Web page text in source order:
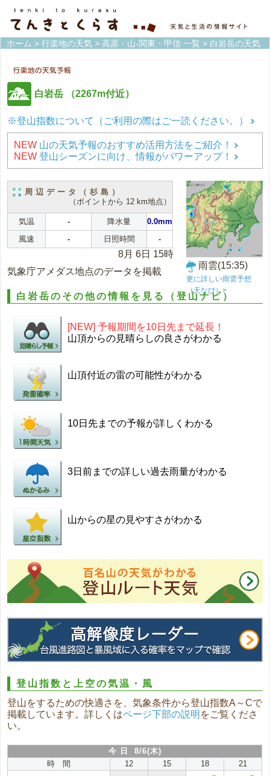
ホーム > 行楽地の天気 > 高原・山-関東・甲信 一覧 > 白岩岳の天気
白岩岳 （2267m付近）
※登山指数について（ご利用の際はご一読ください。）
NEW 山の天気予報のおすすめ活用方法をご紹介！
NEW 登山シーズンに向け、情報がパワーアップ！
周辺データ（杉島）
（ポイントから 12 km地点）
気温 - 降水量
0.0mm
風速
- 日照時間 -
8月 6日 15時
気象庁アメダス地点のデータを掲載
雨雲(15:35)
更に詳しい雨雲予想
（天なび）>
白岩岳のその他の情報を見る（登山ナビ）
[NEW] 予報期間を10日先まで延長！
山頂からの見晴らしの良さがわかる
山頂付近の雷の可能性がわかる
10日先までの予報が詳しくわかる
3日前までの詳しい過去雨量がわかる
山からの星の見やすさがわかる
登山指数と上空の気温・風
登山をするための快適さを、気象条件から登山指数A～Cで
掲載しています。詳しくはページ下部の説明 をご覧くださ
い。
今 日 8/6(木)
時 間
12 15 18 21